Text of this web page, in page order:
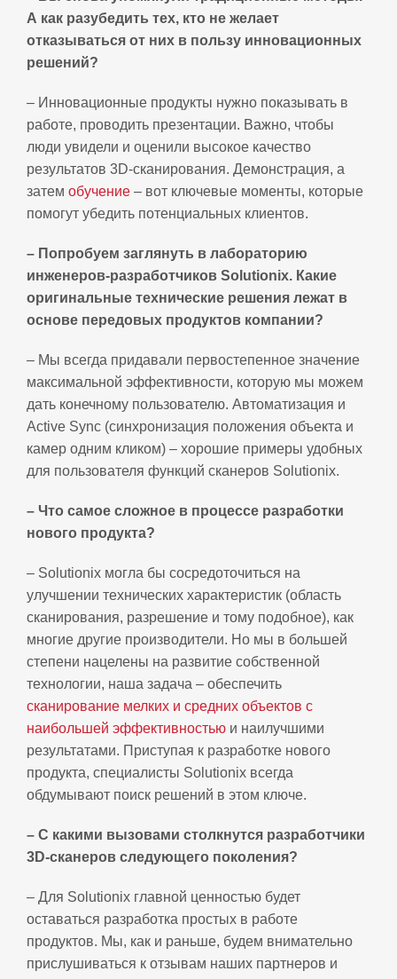
А как разубедить тех, кто не желает
отказываться от них в пользу инновационных
решений?
– Инновационные продукты нужно показывать в
работе, проводить презентации. Важно, чтобы
люди увидели и оценили высокое качество
результатов 3D-сканирования. Демонстрация, а
затем обучение – вот ключевые моменты, которые
помогут убедить потенциальных клиентов.
– Попробуем заглянуть в лабораторию
инженеров-разработчиков Solutionix. Какие
оригинальные технические решения лежат в
основе передовых продуктов компании?
– Мы всегда придавали первостепенное значение
максимальной эффективности, которую мы можем
дать конечному пользователю. Автоматизация и
Active Sync (синхронизация положения объекта и
камер одним кликом) – хорошие примеры удобных
для пользователя функций сканеров Solutionix.
– Что самое сложное в процессе разработки
нового продукта?
– Solutionix могла бы сосредоточиться на
улучшении технических характеристик (область
сканирования, разрешение и тому подобное), как
многие другие производители. Но мы в большей
степени нацелены на развитие собственной
технологии, наша задача – обеспечить
сканирование мелких и средних объектов с
наибольшей эффективностью и наилучшими
результатами. Приступая к разработке нового
продукта, специалисты Solutionix всегда
обдумывают поиск решений в этом ключе.
– С какими вызовами столкнутся разработчики
3D-сканеров следующего поколения?
– Для Solutionix главной ценностью будет
оставаться разработка простых в работе
продуктов. Мы, как и раньше, будем внимательно
прислушиваться к отзывам наших партнеров и